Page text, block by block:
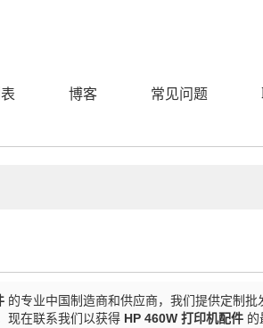
博客 常见问题
的专业中国制造商和供应商，我们提供定制批
现在联系我们以获得 HP 460W 打印机配件 的